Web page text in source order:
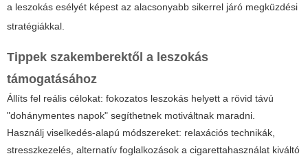
a leszokás esélyét képest az alacsonyabb sikerrel járó megküzdési
stratégiákkal.
Tippek szakemberektől a leszokás
támogatásához
Állíts fel reális célokat: fokozatos leszokás helyett a rövid távú
"dohánymentes napok" segíthetnek motiváltnak maradni.
Használj viselkedés-alapú módszereket: relaxációs technikák,
stresszkezelés, alternatív foglalkozások a cigarettahasználat kiváltó